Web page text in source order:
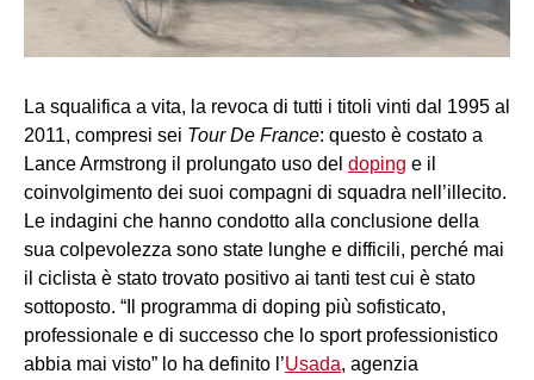
La squalifica a vita, la revoca di tutti i titoli vinti dal 1995 al
2011, compresi sei Tour De France: questo è costato a
Lance Armstrong il prolungato uso del doping e il
coinvolgimento dei suoi compagni di squadra nell’illecito.
Le indagini che hanno condotto alla conclusione della
sua colpevolezza sono state lunghe e difficili, perché mai
il ciclista è stato trovato positivo ai tanti test cui è stato
sottoposto. “Il programma di doping più sofisticato,
professionale e di successo che lo sport professionistico
abbia mai visto” lo ha definito l’Usada, agenzia